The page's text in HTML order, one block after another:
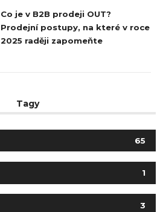
Co je v B2B prodeji OUT?
Prodejní postupy, na které v roce
2025 raději zapomeňte
Tagy
65
1
3